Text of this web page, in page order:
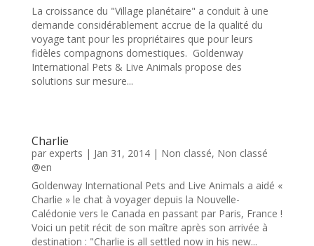
La croissance du "Village planétaire" a conduit à une
demande considérablement accrue de la qualité du
voyage tant pour les propriétaires que pour leurs
fidèles compagnons domestiques. Goldenway
International Pets & Live Animals propose des
solutions sur mesure...
Charlie
par experts | Jan 31, 2014| Non classé, Non classé
@en
Goldenway International Pets and Live Animals a aidé «
Charlie » le chat à voyager depuis la Nouvelle-
Calédonie vers le Canada en passant par Paris, France !
Voici un petit récit de son maître après son arrivée à
destination : "Charlie is all settled now in his new...